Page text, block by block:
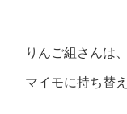
りんご組さんは
マイモに持ち替